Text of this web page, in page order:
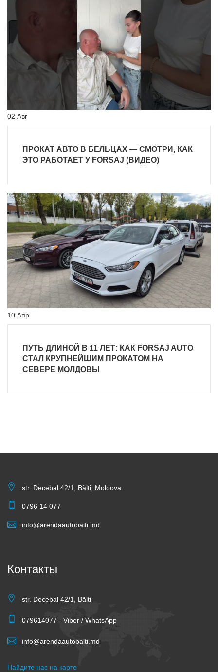
02 Авг
ПРОКАТ АВТО В БЕЛЬЦАХ — СМОТРИ, КАК
ЭТО РАБОТАЕТ У FORSAJ (ВИДЕО)
10 Апр
ПУТЬ ДЛИНОЙ В 11 ЛЕТ: КАК FORSAJ AUTO
СТАЛ КРУПНЕЙШИМ ПРОКАТОМ НА
СЕВЕРЕ МОЛДОВЫ
str. Decebal 42/1, Bălti, Moldova
0796 14 077
info@arendaautobalti.md
Контакты
str. Decebal 42/1, Bălti
079614077 - Viber / WhatsApp
info@arendaautobalti.md
Найдите нас на карте